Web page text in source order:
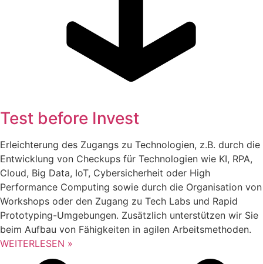
Test before Invest
Erleichterung des Zugangs zu Technologien, z.B. durch die
Entwicklung von Checkups für Technologien wie KI, RPA,
Cloud, Big Data, IoT, Cybersicherheit oder High
Performance Computing sowie durch die Organisation von
Workshops oder den Zugang zu Tech Labs und Rapid
Prototyping-Umgebungen. Zusätzlich unterstützen wir Sie
beim Aufbau von Fähigkeiten in agilen Arbeitsmethoden.
WEITERLESEN »